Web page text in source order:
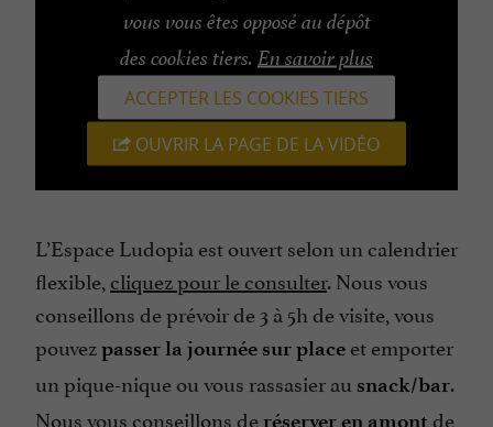
vous vous êtes opposé au dépôt
des cookies tiers. En savoir plus
ACCEPTER LES COOKIES TIERS
OUVRIR LA PAGE DE LA VIDÉO
L’Espace Ludopia est ouvert selon un calendrier
flexible, cliquez pour le consulter. Nous vous
conseillons de prévoir de 3 à 5h de visite, vous
pouvezpasser la journée sur place et emporter
un pique-nique ou vous rassasier au snack/bar.
Nous vous conseillons de réserver en amont de